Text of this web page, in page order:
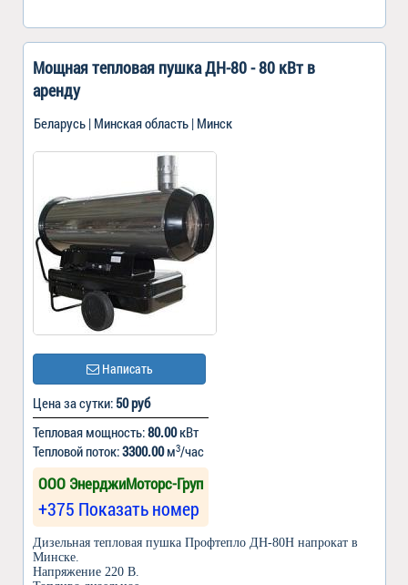
Мощная тепловая пушка ДН-80 - 80 кВт в
аренду
Беларусь | Минская область | Минск
Написать
Цена за сутки: 50 руб
Тепловая мощность:80.00кВт
Тепловой поток:3300.00м3/час
ООО ЭнерджиМоторс-Груп
+375 Показать номер
Дизельная тепловая пушка Профтепло ДН-80Н напрокат в
Минске.
Напряжение 220 В.